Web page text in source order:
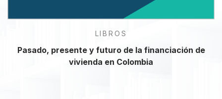
LIBROS
Pasado, presente y futuro de la financiación de
vivienda en Colombia